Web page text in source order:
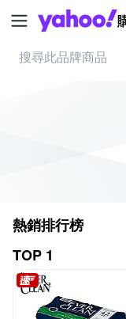
熱銷排行榜
TOP 1